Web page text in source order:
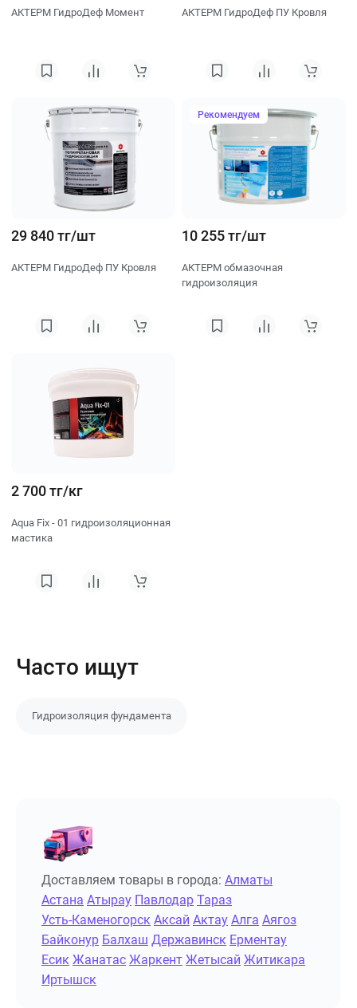
АКТЕРМ ГидроДеф Момент АКТЕРМ ГидроДеф ПУ Кровля
29 840 тг/шт
АКТЕРМ ГидроДеф ПУ Кровля
Рекомендуем
10 255 тг/шт
АКТЕРМ обмазочная
гидроизоляция
2 700 тг/кг
Aqua Fix - 01 гидроизоляционная
мастика
Часто ищут
Гидроизоляция фундамента
Доставляем товары в города: Алматы
Астана Атырау Павлодар Тараз
Усть-Каменогорск Аксай Актау Алга Аягоз
Байконур Балхаш Державинск Ерментау
Есик Жанатас Жаркент Жетысай Житикара
Иртышск